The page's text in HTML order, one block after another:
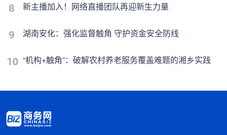
新主播加入！网络直播团队再迎新生力量
湖南安化：强化监督触角 守护资金安全防线
“机构+触角”：破解农村养老服务覆盖难题的湘乡实践